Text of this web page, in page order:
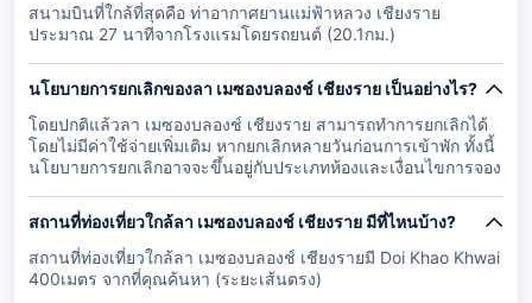
สนามบินที่ใกล้ที่สุดคือ ท่าอากาศยานแม่ฟ้าหลวง เชียงราย
ประมาณ 27 นาทีจากโรงแรมโดยรถยนต์ (20.1กม.)
นโยบายการยกเลิกของลา เมซองบลองช์ เชียงราย เป็นอย่างไร?
โดยปกติแล้วลา เมซองบลองช์ เชียงราย สามารถทำการยกเลิกได้
โดยไม่มีค่าใช้จ่ายเพิ่มเติม หากยกเลิกหลายวันก่อนการเข้าพัก ทั้งนี้
นโยบายการยกเลิกอาจจะขึ้นอยู่กับประเภทห้องและเงื่อนไขการจอง
สถานที่ท่องเที่ยวใกล้ลา เมซองบลองช์ เชียงราย มีที่ไหนบ้าง?
สถานที่ท่องเที่ยวใกล้ลา เมซองบลองช์ เชียงรายมี Doi Khao Khwai
400เมตร จากที่คุณค้นหา (ระยะเส้นตรง)